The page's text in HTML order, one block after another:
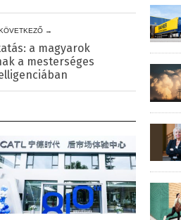
→
a magyarok
a mesterséges